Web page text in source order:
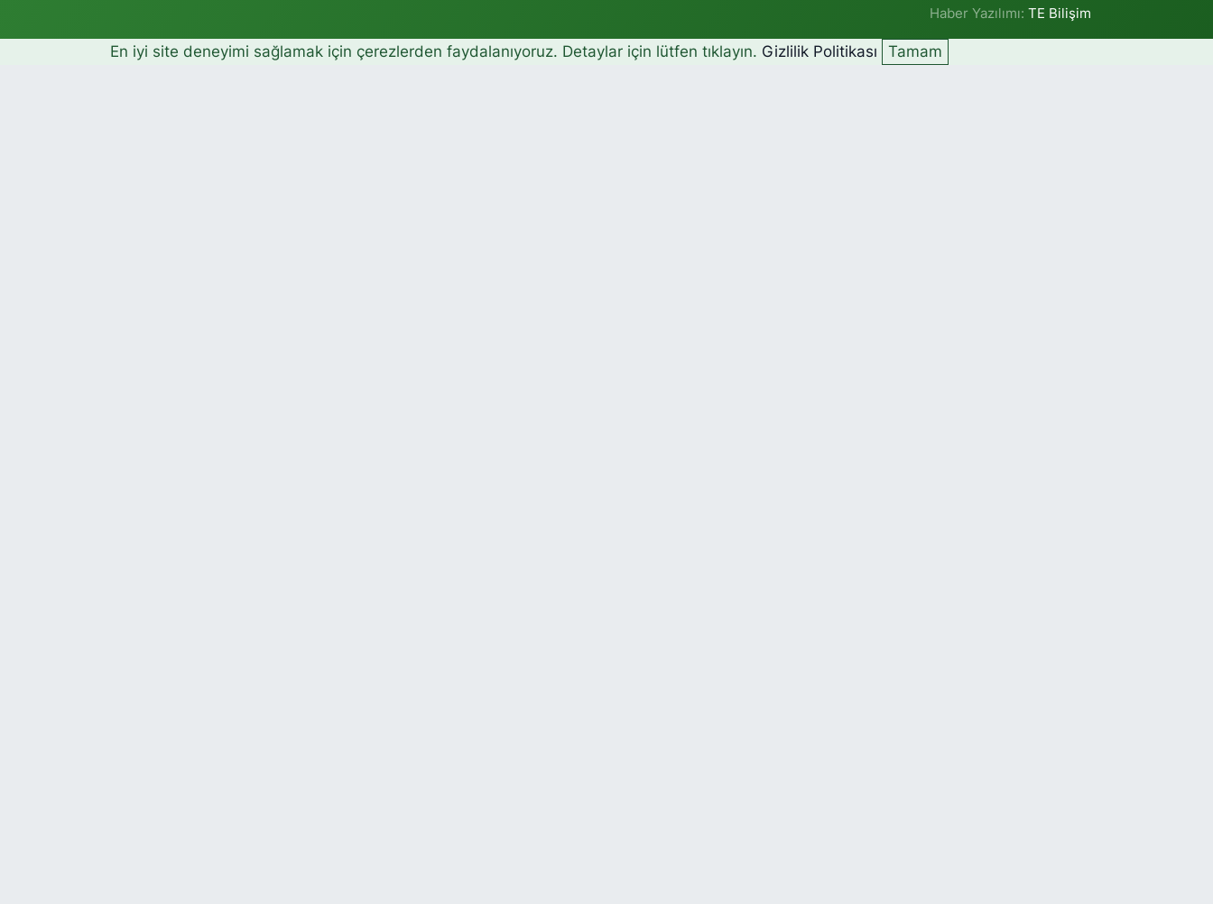
Haber Yazılımı:TE Bilişim
En iyi site deneyimi sağlamak için çerezlerden faydalanıyoruz. Detaylar için lütfen tıklayın. Gizlilik Politikası Tamam